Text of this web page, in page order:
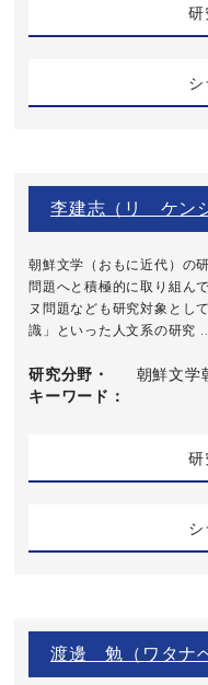
研
シ
李建志（リ ケン
朝鮮文学（おもに近代）の
問題へと積極的に取り組ん
ヌ問題なども研究対象とし
識」といった人文系の研究
研究分野・
キーワード
朝鮮文学
研
シ
渡邊 勉（ワタナ